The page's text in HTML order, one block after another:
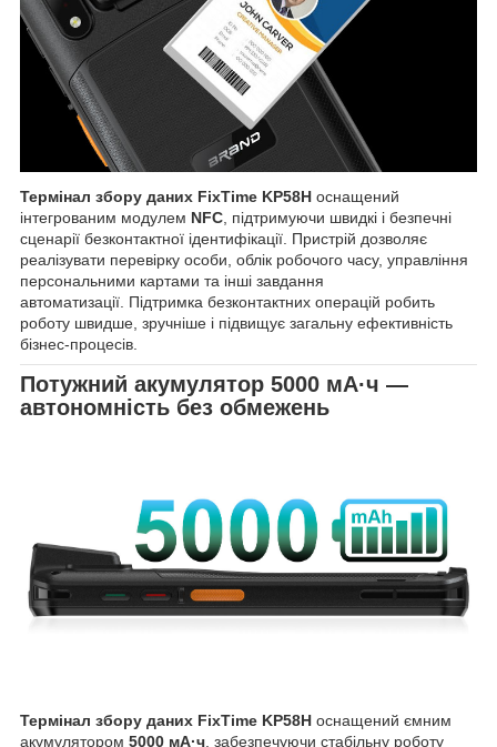
Термінал збору даних FixTime KP58H оснащений
інтегрованим модулем NFC, підтримуючи швидкі і безпечні
сценарії безконтактної ідентифікації. Пристрій дозволяє
реалізувати перевірку особи, облік робочого часу, управління
персональними картами та інші завдання
автоматизації. Підтримка безконтактних операцій робить
роботу швидше, зручніше і підвищує загальну ефективність
бізнес-процесів.
Потужний акумулятор 5000 мА·ч —
автономність без обмежень
Термінал збору даних FixTime KP58H оснащений ємним
акумулятором 5000 мА·ч , забезпечуючи стабільну роботу